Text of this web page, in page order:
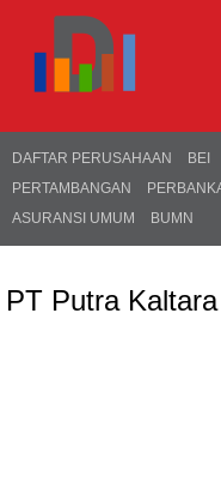
DAFTAR PERUSAHAAN BEI
PERTAMBANGAN
ASURANSI UMUM
BUMN
PT Putra Kaltara